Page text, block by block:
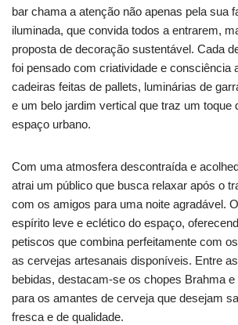
bar chama a atenção não apenas pela sua
iluminada, que convida todos a entrarem,
proposta de decoração sustentável. Cada
foi pensado com criatividade e consciência
cadeiras feitas de pallets, luminárias de
e um belo jardim vertical que traz um toque
espaço urbano.
Com uma atmosfera descontraída e
atrai um público que busca relaxar após o
com os amigos para uma noite agradável.
espírito leve e eclético do espaço,
petiscos que combina perfeitamente com
as cervejas artesanais disponíveis. Entre
bebidas, destacam-se os chopes Brahma e
para os amantes de cerveja que desejam
fresca e de qualidade.